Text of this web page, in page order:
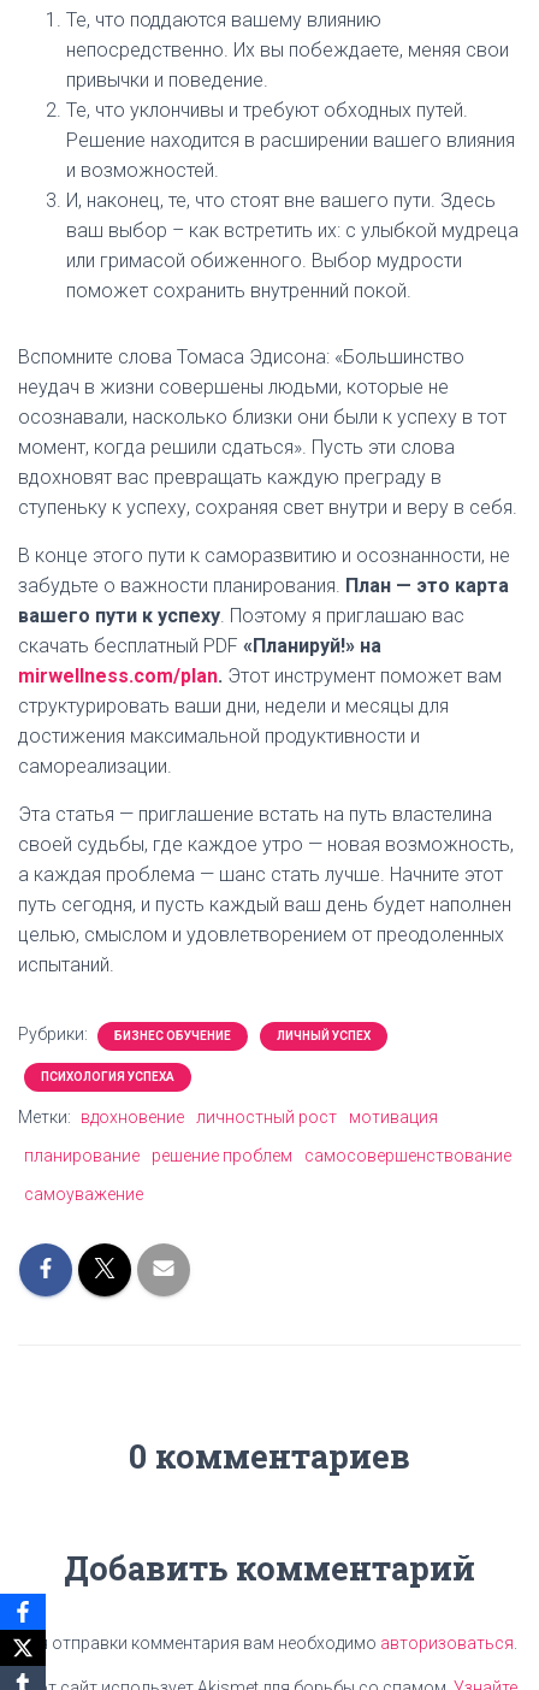
Те, что поддаются вашему влиянию
непосредственно. Их вы побеждаете, меняя свои
привычки и поведение.
Те, что уклончивы и требуют обходных путей.
Решение находится в расширении вашего влияния
и возможностей.
И, наконец, те, что стоят вне вашего пути. Здесь
ваш выбор – как встретить их: с улыбкой мудреца
или гримасой обиженного. Выбор мудрости
поможет сохранить внутренний покой.
Вспомните слова Томаса Эдисона: «Большинство
неудач в жизни совершены людьми, которые не
осознавали, насколько близки они были к успеху в тот
момент, когда решили сдаться». Пусть эти слова
вдохновят вас превращать каждую преграду в
ступеньку к успеху, сохраняя свет внутри и веру в себя.
В конце этого пути к саморазвитию и осознанности, не
забудьте о важности планирования. План — это карта
вашего пути к успеху. Поэтому я приглашаю вас
скачать бесплатный PDF «Планируй!» на
mirwellness.com/plan. Этот инструмент поможет вам
структурировать ваши дни, недели и месяцы для
достижения максимальной продуктивности и
самореализации.
Эта статья — приглашение встать на путь властелина
своей судьбы, где каждое утро — новая возможность,
а каждая проблема — шанс стать лучше. Начните этот
путь сегодня, и пусть каждый ваш день будет наполнен
целью, смыслом и удовлетворением от преодоленных
испытаний.
Рубрики: БИЗНЕС ОБУЧЕНИЕ ЛИЧНЫЙ УСПЕХ
ПСИХОЛОГИЯ УСПЕХА
Метки: вдохновение личностный рост
мотивация
планирование
решение проблем
самосовершенствование
самоуважение
0 комментариев
Добавить комментарий
Для отправки комментария вам необходимо авторизоваться